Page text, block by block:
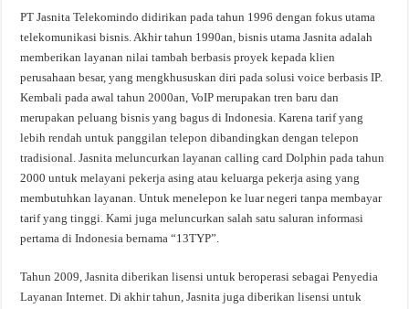
PT Jasnita Telekomindo didirikan pada tahun 1996 dengan fokus utama
telekomunikasi bisnis. Akhir tahun 1990an, bisnis utama Jasnita adalah
memberikan layanan nilai tambah berbasis proyek kepada klien
perusahaan besar, yang mengkhususkan diri pada solusi voice berbasis IP.
Kembali pada awal tahun 2000an, VoIP merupakan tren baru dan
merupakan peluang bisnis yang bagus di Indonesia. Karena tarif yang
lebih rendah untuk panggilan telepon dibandingkan dengan telepon
tradisional. Jasnita meluncurkan layanan calling card Dolphin pada tahun
2000 untuk melayani pekerja asing atau keluarga pekerja asing yang
membutuhkan layanan. Untuk menelepon ke luar negeri tanpa membayar
tarif yang tinggi. Kami juga meluncurkan salah satu saluran informasi
pertama di Indonesia bernama “13TYP”.
Tahun 2009, Jasnita diberikan lisensi untuk beroperasi sebagai Penyedia
Layanan Internet. Di akhir tahun, Jasnita juga diberikan lisensi untuk